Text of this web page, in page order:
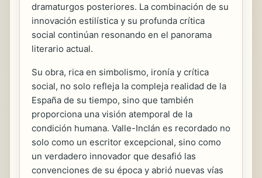
dramaturgos posteriores. La combinación de su
innovación estilística y su profunda crítica
social continúan resonando en el panorama
literario actual.
Su obra, rica en simbolismo, ironía y crítica
social, no solo refleja la compleja realidad de la
España de su tiempo, sino que también
proporciona una visión atemporal de la
condición humana. Valle-Inclán es recordado no
solo como un escritor excepcional, sino como
un verdadero innovador que desafió las
convenciones de su época y abrió nuevas vías